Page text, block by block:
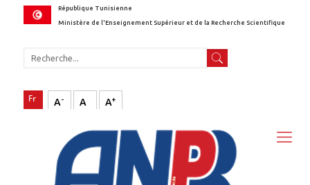
République Tunisienne
Ministère de l'Enseignement Supérieur et de la Recherche Scientifique
A- A A+